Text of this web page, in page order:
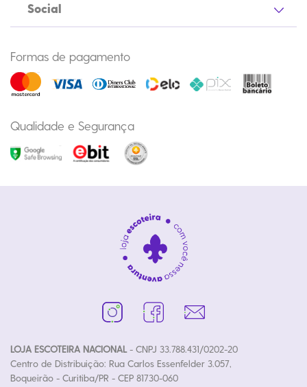
Social
Formas de pagamento
Qualidade e Segurança
LOJA ESCOTEIRA NACIONAL- CNPJ 33.788.431/0202-20
Centro de Distribuição: Rua Carlos Essenfelder 3.057,
Boqueirão - Curitiba/PR - CEP 81730-060